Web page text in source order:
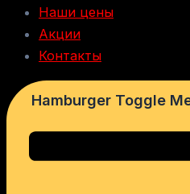
Наши цены
Акции
Контакты
Hamburger Toggle